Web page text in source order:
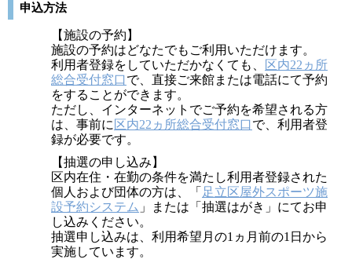
申込方法
【施設の予約】
施設の予約はどなたでもご利用いただけます。
利用者登録をしていただかなくても、
区内22ヵ所
総合受付窓口で、直接ご来館または電話にて予約
をすることができます。
ただし、インターネットでご予約を希望される方
は、事前に 区内22ヵ所総合受付窓口で、利用者登
録が必要です。
【抽選の申し込み】
区内在住・在勤の条件を満たし利用者登録された
個人および団体の方は、「 足立区屋外スポーツ施
設予約システム 」または「抽選はがき」にてお申
し込みください。
抽選申し込みは、利用希望月の1ヵ月前の1日から
実施しています。